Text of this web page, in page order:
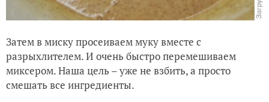
Затем в миску просеиваем муку вместе с
разрыхлителем. И очень быстро перемешиваем
миксером. Наша цель – уже не взбить, а просто
смешать все ингредиенты.